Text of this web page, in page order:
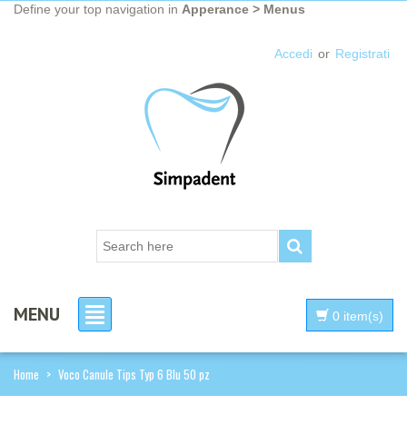
Define your top navigation in Apperance > Menus
Accedi or Registrati
MENU 0 item(s)
Home > Voco Canule Tips Typ 6 Blu 50 pz